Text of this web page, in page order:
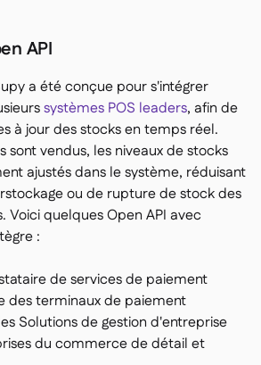
API
a été conçue pour s'intégrer
systèmes POS leaders, afin de
à jour des stocks en temps réel.
sont vendus, les niveaux de stocks
ajustés dans le système, réduisant
ou de rupture de stock des
Voici quelques Open API avec
:
de services de paiement
des terminaux de paiement
Solutions de gestion d'entreprise
du commerce de détail et